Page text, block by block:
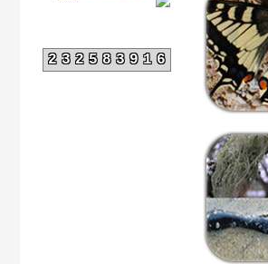
232583916